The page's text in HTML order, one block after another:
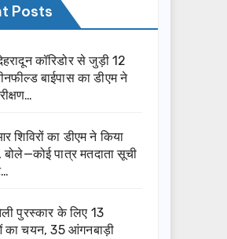
Posts
कॉरिडोर से जुड़ी 12
बाईपास का डीएम ने
शिविरों का डीएम ने किया
बोले—कोई पात्र मतदाता सूची
पुरस्कार के लिए 13
का चयन, 35 आंगनबाड़ी